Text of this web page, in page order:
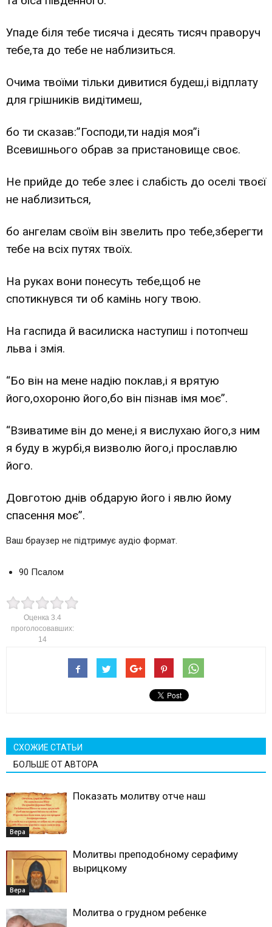
Упаде біля тебе тисяча і десять тисяч праворуч
тебе,та до тебе не наблизиться.
Очима твоїми тільки дивитися будеш,і відплату
для грішників видітимеш,
бо ти сказав:”Господи,ти надія моя”і
Всевишнього обрав за пристановище своє.
Не прийде до тебе злеє і слабість до оселі твоєї
не наблизиться,
бо ангелам своїм він звелить про тебе,зберегти
тебе на всіх путях твоїх.
На руках вони понесуть тебе,щоб не
спотикнувся ти об камінь ногу твою.
На гаспида й василиска наступиш і потопчеш
льва і змія.
“Бо він на мене надію поклав,і я врятую
його,охороню його,бо він пізнав імя моє”.
“Взиватиме він до мене,і я вислухаю його,з ним
я буду в журбі,я визволю його,і прославлю
його.
Довготою днів обдарую його і явлю йому
спасення моє”.
Ваш браузер не підтримує аудіо формат.
90 Псалом
Оценка 3.4
проголосовавших:
14
СХОЖИЕ СТАТЬИ
БОЛЬШЕ ОТ АВТОРА
Вера
Показать молитву отче наш
Вера
Молитвы преподобному серафиму
вырицкому
Молитва о грудном ребенке